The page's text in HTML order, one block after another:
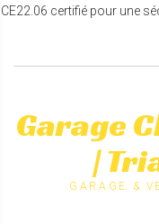
CE22.06 certifié pour une
Garage
|
GARAGE &